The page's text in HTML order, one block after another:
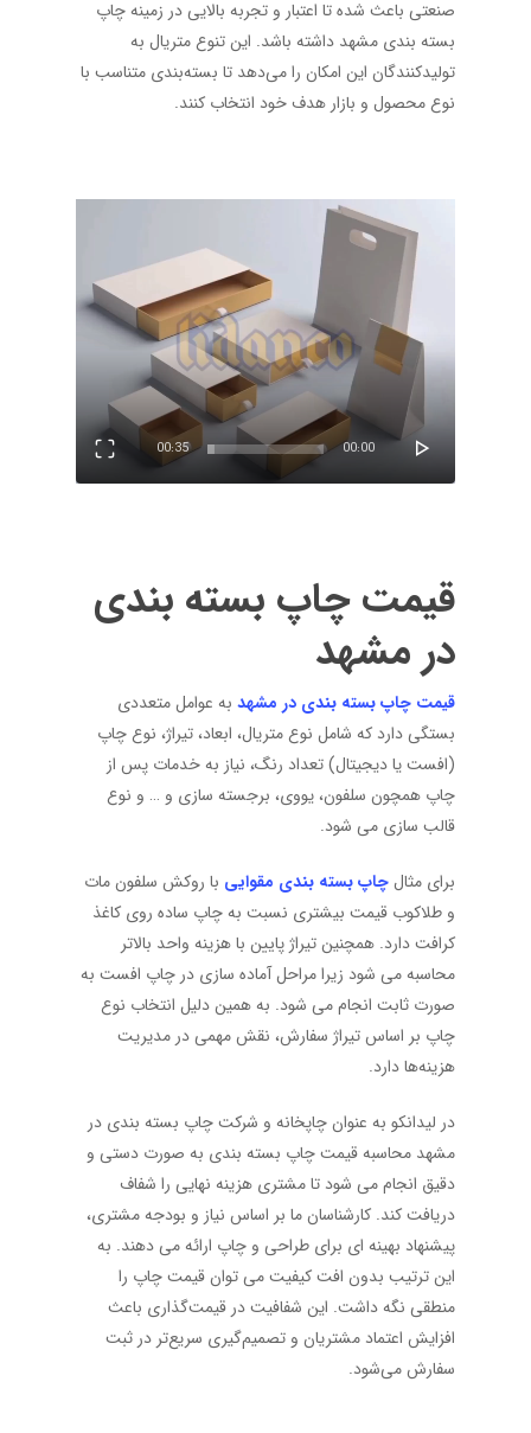
صنعتی باعث شده تا اعتبار و تجربه بالایی در زمینه چاپ
بسته بندی مشهد داشته باشد. این تنوع متریال به
تولیدکنندگان این امکان را می‌دهد تا بسته‌بندی متناسب با
نوع محصول و بازار هدف خود انتخاب کنند.
00:00
00:35
قیمت چاپ بسته بندی
در مشهد
قیمت چاپ بسته بندی در مشهد به عوامل متعددی
بستگی دارد که شامل نوع متریال، ابعاد، تیراژ، نوع چاپ
(افست یا دیجیتال) تعداد رنگ، نیاز به خدمات پس از
چاپ همچون سلفون، یووی، برجسته سازی و … و نوع
قالب سازی می شود.
برای مثالچاپ بسته بندی مقوایی با روکش سلفون مات
و طلاکوب قیمت بیشتری نسبت به چاپ ساده روی کاغذ
کرافت دارد. همچنین تیراژ پایین با هزینه واحد بالاتر
محاسبه می شود زیرا مراحل آماده سازی در چاپ افست به
صورت ثابت انجام می شود. به همین دلیل انتخاب نوع
چاپ بر اساس تیراژ سفارش، نقش مهمی در مدیریت
هزینه‌ها دارد.
در لیدانکو به عنوان چاپخانه و شرکت چاپ بسته بندی در
مشهد محاسبه قیمت چاپ بسته بندی به صورت دستی و
دقیق انجام می شود تا مشتری هزینه نهایی را شفاف
دریافت کند. کارشناسان ما بر اساس نیاز و بودجه مشتری،
پیشنهاد بهینه ای برای طراحی و چاپ ارائه می دهند. به
این ترتیب بدون افت کیفیت می توان قیمت چاپ را
منطقی نگه داشت. این شفافیت در قیمت‌گذاری باعث
افزایش اعتماد مشتریان و تصمیم‌گیری سریع‌تر در ثبت
سفارش می‌شود.